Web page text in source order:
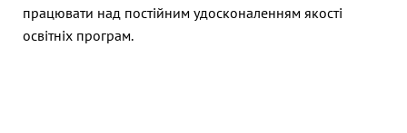
працювати над постійним удосконаленням якості
освітніх програм.